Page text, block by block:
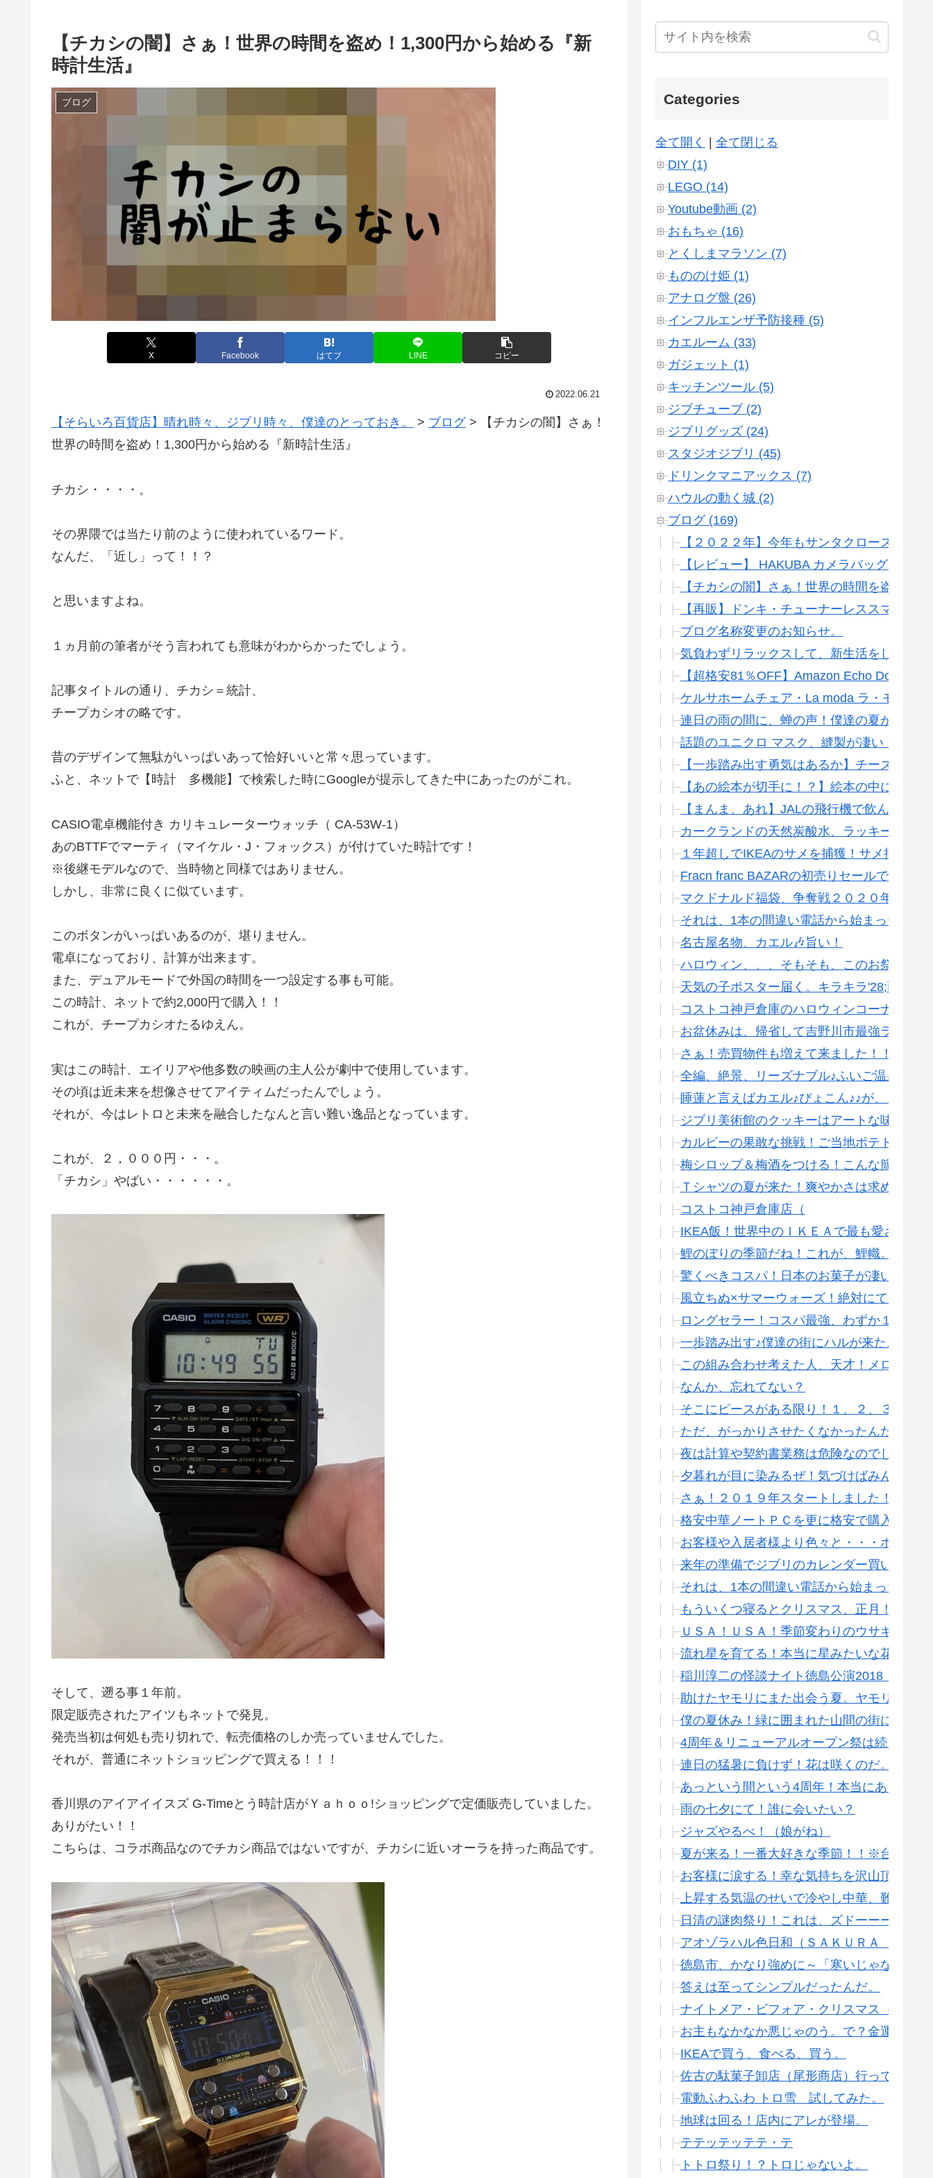
【チカシの闇】さぁ！世界の時間を盗め！1,300円から始める『新
時計生活』
ブログ
X Facebook はてブ LINE コピー
2022.06.21
【そらいろ百貨店】晴れ時々、ジブリ時々、僕達のとっておき。 > ブログ>
【チカシの闇】さぁ！
世界の時間を盗め！1,300円から始める『新時計生活』
チカシ・・・・。
その界隈では当たり前のように使われているワード。
なんだ、「近し」って！！？
と思いますよね。
１ヵ月前の筆者がそう言われても意味がわからかったでしょう。
記事タイトルの通り、チカシ＝統計、
チープカシオの略です。
昔のデザインて無駄がいっぱいあって恰好いいと常々思っています。
ふと、ネットで【時計 多機能】で検索した時にGoogleが提示してきた中にあったのがこれ。
CASIO電卓機能付き カリキュレーターウォッチ（ CA-53W-1）
あのBTTFでマーティ（マイケル・J・フォックス）が付けていた時計です！
※後継モデルなので、当時物と同様ではありません。
しかし、非常に良くに似ています。
このボタンがいっぱいあるのが、堪りません。
電卓になっており、計算が出来ます。
また、デュアルモードで外国の時間を一つ設定する事も可能。
この時計、ネットで約2,000円で購入！！
これが、チープカシオたるゆえん。
実はこの時計、エイリアや他多数の映画の主人公が劇中で使用しています。
その頃は近未来を想像させてアイティムだったんでしょう。
それが、今はレトロと未来を融合したなんと言い難い逸品となっています。
これが、２，０００円・・・。
「チカシ」やばい・・・・・・。
そして、遡る事１年前。
限定販売されたアイツもネットで発見。
発売当初は何処も売り切れで、転売価格のしか売っていませんでした。
それが、普通にネットショッピングで買える！！！
香川県のアイアイイスズ G-Timeとう時計店がＹａｈｏｏ!ショッピングで定価販売していました。
ありがたい！！
こちらは、コラボ商品なのでチカシ商品ではないですが、チカシに近いオーラを持った商品です。
Categories
全て開く | 全て閉じる
DIY (1)
LEGO (14)
Youtube動画 (2)
おもちゃ (16)
とくしまマラソン (7)
もののけ姫 (1)
アナログ盤 (26)
インフルエンザ予防接種 (5)
カエルーム (33)
ガジェット (1)
キッチンツール (5)
ジブチューブ (2)
ジブリグッズ (24)
スタジオジブリ (45)
ドリンクマニアックス (7)
ハウルの動く城 (2)
ブログ (169)
【２０２２年】今年もサンタクロースをレ
【レビュー】 HAKUBA カメラバッグ
【チカシの闇】さぁ！世界の時間を盗め！
【再販】ドンキ・チューナーレススマート
ブログ名称変更のお知らせ。
気負わずリラックスして、新生活をしたい
【超格安81％OFF】Amazon Echo Dot + 音
ケルサホームチェア・La moda ラ・モーダ
連日の雨の間に、蝉の声！僕達の夏が始ま
話題のユニクロ マスク、縫製が凄い！コス
【一歩踏み出す勇気はあるか】チーズはど
【あの絵本が切手に！？】絵本の中に出て
【まんま、あれ】JALの飛行機で飲んだあ
カークランドの天然炭酸水、ラッキー強炭
１年超しでIKEAのサメを捕獲！サメ捕っ
Fracn franc BAZARの初売りセールでお得に
マクドナルド福袋、争奪戦２０２０年１月１
それは、1本の間違い電話から始まった。
名古屋名物、カエル🎶旨い！
ハロウィン、、、そもそも、このお祭りっ
天気の子ポスター届く。キラキラ'28;雨が光
コストコ神戸倉庫のハロウィンコーナー
お盆休みは、帰省して吉野川市最強ランチ
さぁ！売買物件も増えて来ました！！アイ
全編、絶景、リーズナブル♪ふいご温泉。（
睡蓮と言えばカエル♪ぴょこん♪♪が、、、
ジブリ美術館のクッキーはアートな味わい
カルビーの果敢な挑戦！ご当地ポテトチッ
梅シロップ＆梅酒をつける！こんな簡単な
Ｔシャツの夏が来た！爽やかさは求めてな
コストコ神戸倉庫店（
IKEA飯！世界中のＩＫＥＡで最も愛される
鯉のぼりの季節だね！これが、鯉幟。
驚くべきコスパ！日本のお菓子が凄い。ブ
風立ちぬ×サマーウォーズ！絶対にてたよね
ロングセラー！コスパ最強、わずか１００
一歩踏み出す♪僕達の街にハルが来た。
この組み合わせ考えた人、天才！メロンク
なんか、忘れてない？
そこにピースがある限り！１、２、３、、
ただ、がっかりさせたくなかったんだ。
夜は計算や契約書業務は危険なのでしない
夕暮れが目に染みるぜ！気づけばみんなそ
さぁ！２０１９年スタートしました！
格安中華ノートＰＣを更に格安で購入！
お客様や入居者様より色々と・・・ホント
来年の準備でジブリのカレンダー買いました
それは、1本の間違い電話から始まった。
もういくつ寝るとクリスマス、正月！ほら
ＵＳＡ！ＵＳＡ！季節変わりのウサギにて
流れ星を育てる！本当に星みたいな花、桔梗
稲川淳二の怪談ナイト徳島公演2018！リア
助けたヤモリにまた出会う夏。ヤモリ可愛す
僕の夏休み！緑に囲まれた山間の街にて流
4周年＆リニューアルオープン祭は続くの
連日の猛暑に負けず！花は咲くのだ。
あっという間という4周年！本当にありがと
雨の七夕にて！誰に会いたい？
ジャズやるべ！（娘がね）
夏が来る！一番大好きな季節！！※台風以外
お客様に涙する！幸な気持ちを沢山頂きまし
上昇する気温のせいで冷やし中華、難民。
日清の謎肉祭り！これは、ズドーーーンン
アオゾラハル色日和（ＳＡＫＵＲＡ ＤＯＲ
徳島市、かなり強めに～「寒いじゃないか
答えは至ってシンプルだったんだ。
ナイトメア・ビフォア・クリスマス（ジャ
お主もなかなか悪じゃのう。で？金運が上
IKEAで買う、食べる、買う。
佐古の駄菓子卸店（尾形商店）行ってみまし
電動ふわふわ トロ雪 試してみた。
地球は回る！店内にアレが登場。
テテッテッテテ・テ
トトロ祭り！？トロじゃないよ。